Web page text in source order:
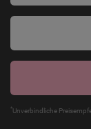
*Unverbindliche